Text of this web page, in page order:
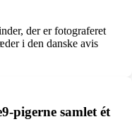
der er fotograferet
i den danske avis
pigerne samlet ét